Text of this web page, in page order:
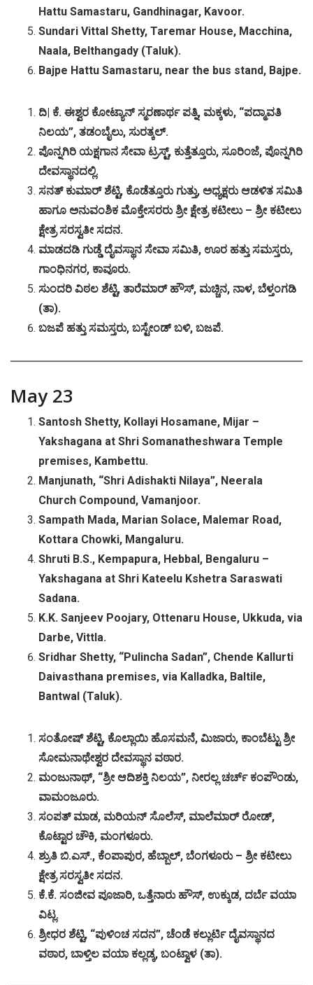
Hattu Samastaru, Gandhinagar, Kavoor.
Sundari Vittal Shetty, Taremar House, Macchina,
Naala, Belthangady (Taluk).
Bajpe Hattu Samastaru, near the bus stand, Bajpe.
ದಿ| ಕೆ. ಈಶ್ವರ ಕೋಟ್ಯಾನ್ ಸ್ಮರಣಾರ್ಥ ಪತ್ನಿ, ಮಕ್ಕಳು, “ಪದ್ಮಾವತಿ
ನಿಲಯ”, ತಡಂಬೈಲು, ಸುರತ್ಕಲ್.
ಪೊನ್ನಗಿರಿ ಯಕ್ಷಗಾನ ಸೇವಾ ಟ್ರಸ್ಟ್, ಕುತ್ತೆತ್ತೂರು, ಸೂರಿಂಜೆ, ಪೊನ್ನಗಿರಿ
ದೇವಸ್ಥಾನದಲ್ಲಿ.
ಸನತ್ ಕುಮಾರ್ ಶೆಟ್ಟಿ, ಕೊಡೆತ್ತೂರು ಗುತ್ತು, ಅಧ್ಯಕ್ಷರು ಆಡಳಿತ ಸಮಿತಿ
ಹಾಗೂ ಅನುವಂಶಿಕ ಮೊಕ್ತೇಸರರು ಶ್ರೀ ಕ್ಷೇತ್ರ ಕಟೀಲು– ಶ್ರೀ ಕಟೀಲು
ಕ್ಷೇತ್ರ ಸರಸ್ವತೀ ಸದನ.
ಮಾಡದಡಿ ಗುಡ್ಡೆ ದೈವಸ್ಥಾನ ಸೇವಾ ಸಮಿತಿ, ಊರ ಹತ್ತು ಸಮಸ್ತರು,
ಗಾಂಧಿನಗರ, ಕಾವೂರು.
ಸುಂದರಿ ವಿಠಲ ಶೆಟ್ಟಿ, ತಾರೆಮಾರ್ ಹೌಸ್, ಮಚ್ಚಿನ, ನಾಳ, ಬೆಳ್ತಂಗಡಿ
(ತಾ).
ಬಜಪೆ ಹತ್ತು ಸಮಸ್ತರು, ಬಸ್ಟೇಂಡ್ ಬಳಿ, ಬಜಪೆ.
May 23
Santosh Shetty, Kollayi Hosamane, Mijar –
Yakshagana at Shri Somanatheshwara Temple
premises, Kambettu.
Manjunath, “Shri Adishakti Nilaya”, Neerala
Church Compound, Vamanjoor.
Sampath Mada, Marian Solace, Malemar Road,
Kottara Chowki, Mangaluru.
Shruti B.S., Kempapura, Hebbal, Bengaluru –
Yakshagana at Shri Kateelu Kshetra Saraswati
Sadana.
K.K. Sanjeev Poojary, Ottenaru House, Ukkuda, via
Darbe, Vittla.
Sridhar Shetty, “Pulincha Sadan”, Chende Kallurti
Daivasthana premises, via Kalladka, Baltile,
Bantwal (Taluk).
ಸಂತೋಷ್ ಶೆಟ್ಟಿ, ಕೊಲ್ಲಾಯಿ ಹೊಸಮನೆ, ಮಿಜಾರು, ಕಾಂಬೆಟ್ಟು ಶ್ರೀ
ಸೋಮನಾಥೇಶ್ವರ ದೇವಸ್ಥಾನ ವಠಾರ.
ಮಂಜುನಾಥ್, “ಶ್ರೀ ಆದಿಶಕ್ತಿ ನಿಲಯ”, ನೀರಲ್ಲ ಚರ್ಚ್ ಕಂಪೌಂಡು,
ವಾಮಂಜೂರು.
ಸಂಪತ್ ಮಾಡ, ಮರಿಯನ್ ಸೊಲೆಸ್, ಮಾಲೆಮಾರ್ ರೋಡ್,
ಕೊಟ್ಟಾರ ಚೌಕಿ, ಮಂಗಳೂರು.
ಶ್ರುತಿ ಬಿ.ಎಸ್., ಕೆಂಪಾಪುರ, ಹೆಬ್ಬಾಲ್, ಬೆಂಗಳೂರು– ಶ್ರೀ ಕಟೀಲು
ಕ್ಷೇತ್ರ ಸರಸ್ವತೀ ಸದನ.
ಕೆ.ಕೆ. ಸಂಜೀವ ಪೂಜಾರಿ, ಒತ್ತೆನಾರು ಹೌಸ್, ಉಕ್ಕುಡ, ದರ್ಬೆ ವಯಾ
ವಿಟ್ಲ.
ಶ್ರೀಧರ ಶೆಟ್ಟಿ, “ಪುಳಿಂಚ ಸದನ”, ಚೆಂಡೆ ಕಲ್ಲುರ್ಟಿ ದೈವಸ್ಥಾನದ
ವಠಾರ, ಬಾಳ್ತಿಲ ವಯಾ ಕಲ್ಲಡ್ಕ, ಬಂಟ್ವಾಳ (ತಾ).